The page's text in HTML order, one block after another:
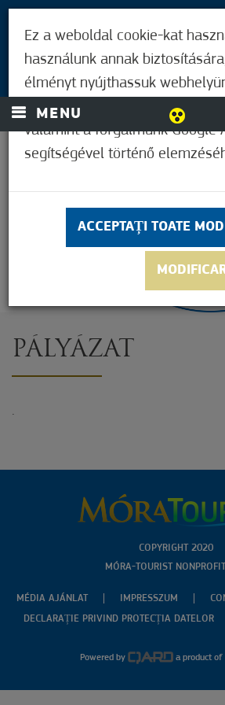
MENU
PÁLYÁZAT
.
Ez a weboldal cookie-kat
használunk annak
élményt nyújthassuk
és a hirdetések személyre
valamint a forgalmunk Google
segítségével történő
ACCEPTAȚI TOATE
COPYRIGHT 2020
MÓRA-TOURIST
MÉDIA AJÁNLAT IMPRESSZUM
DECLARAȚIE PRIVIND PROTECȚIA DATELOR
Powered by a product of